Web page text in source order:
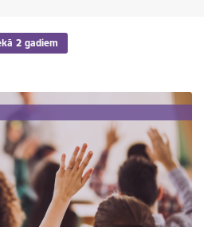
2 gadiem